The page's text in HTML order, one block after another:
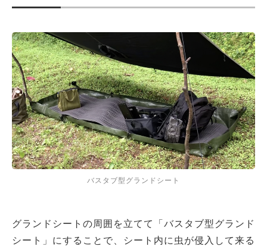
バスタブ型グランドシート
グランドシートの周囲を立てて「バスタブ型グランド
シート」にすることで、シート内に虫が侵入して来る